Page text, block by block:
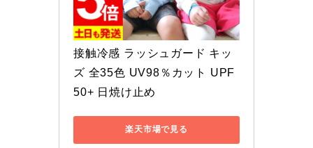
接触冷感 ラッシュガード キッ
ズ 全35色 UV98％カット UPF
50+ 日焼け止め
楽天市場で見る